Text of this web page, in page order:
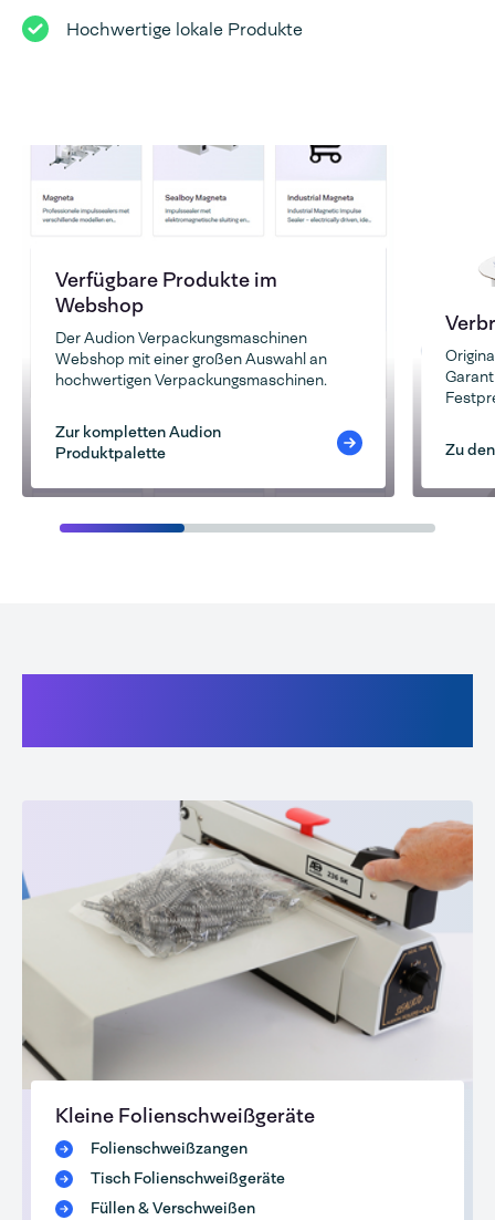
Hochwertige lokale Produkte
Verfügbare Produkte im
Webshop
Der Audion Verpackungsmaschinen
Webshop mit einer großen Auswahl an
hochwertigen Verpackungsmaschinen.
Zur kompletten Audion
Produktpalette
Zu
Kleine Folienschweißgeräte
Folienschweißzangen
Tisch Folienschweißgeräte
Füllen & Verschweißen